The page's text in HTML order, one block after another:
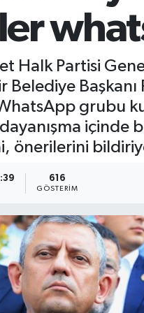
Halk Partisi
Belediye
grubu
içinde
önerilerini
616
GÖSTERIM